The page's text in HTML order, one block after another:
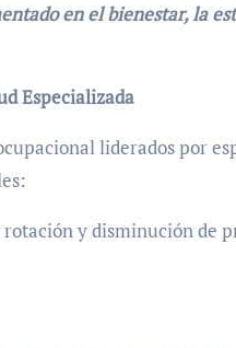
en el bienestar, la
Especializada
liderados por
y disminución de